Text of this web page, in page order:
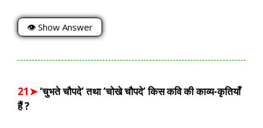
👁 Show Answer
21➤‘चुभते चौपदे’ तथा ‘चोखे चौपदे’ किस कवि की काव्य-कृतियाँ
हैं ?